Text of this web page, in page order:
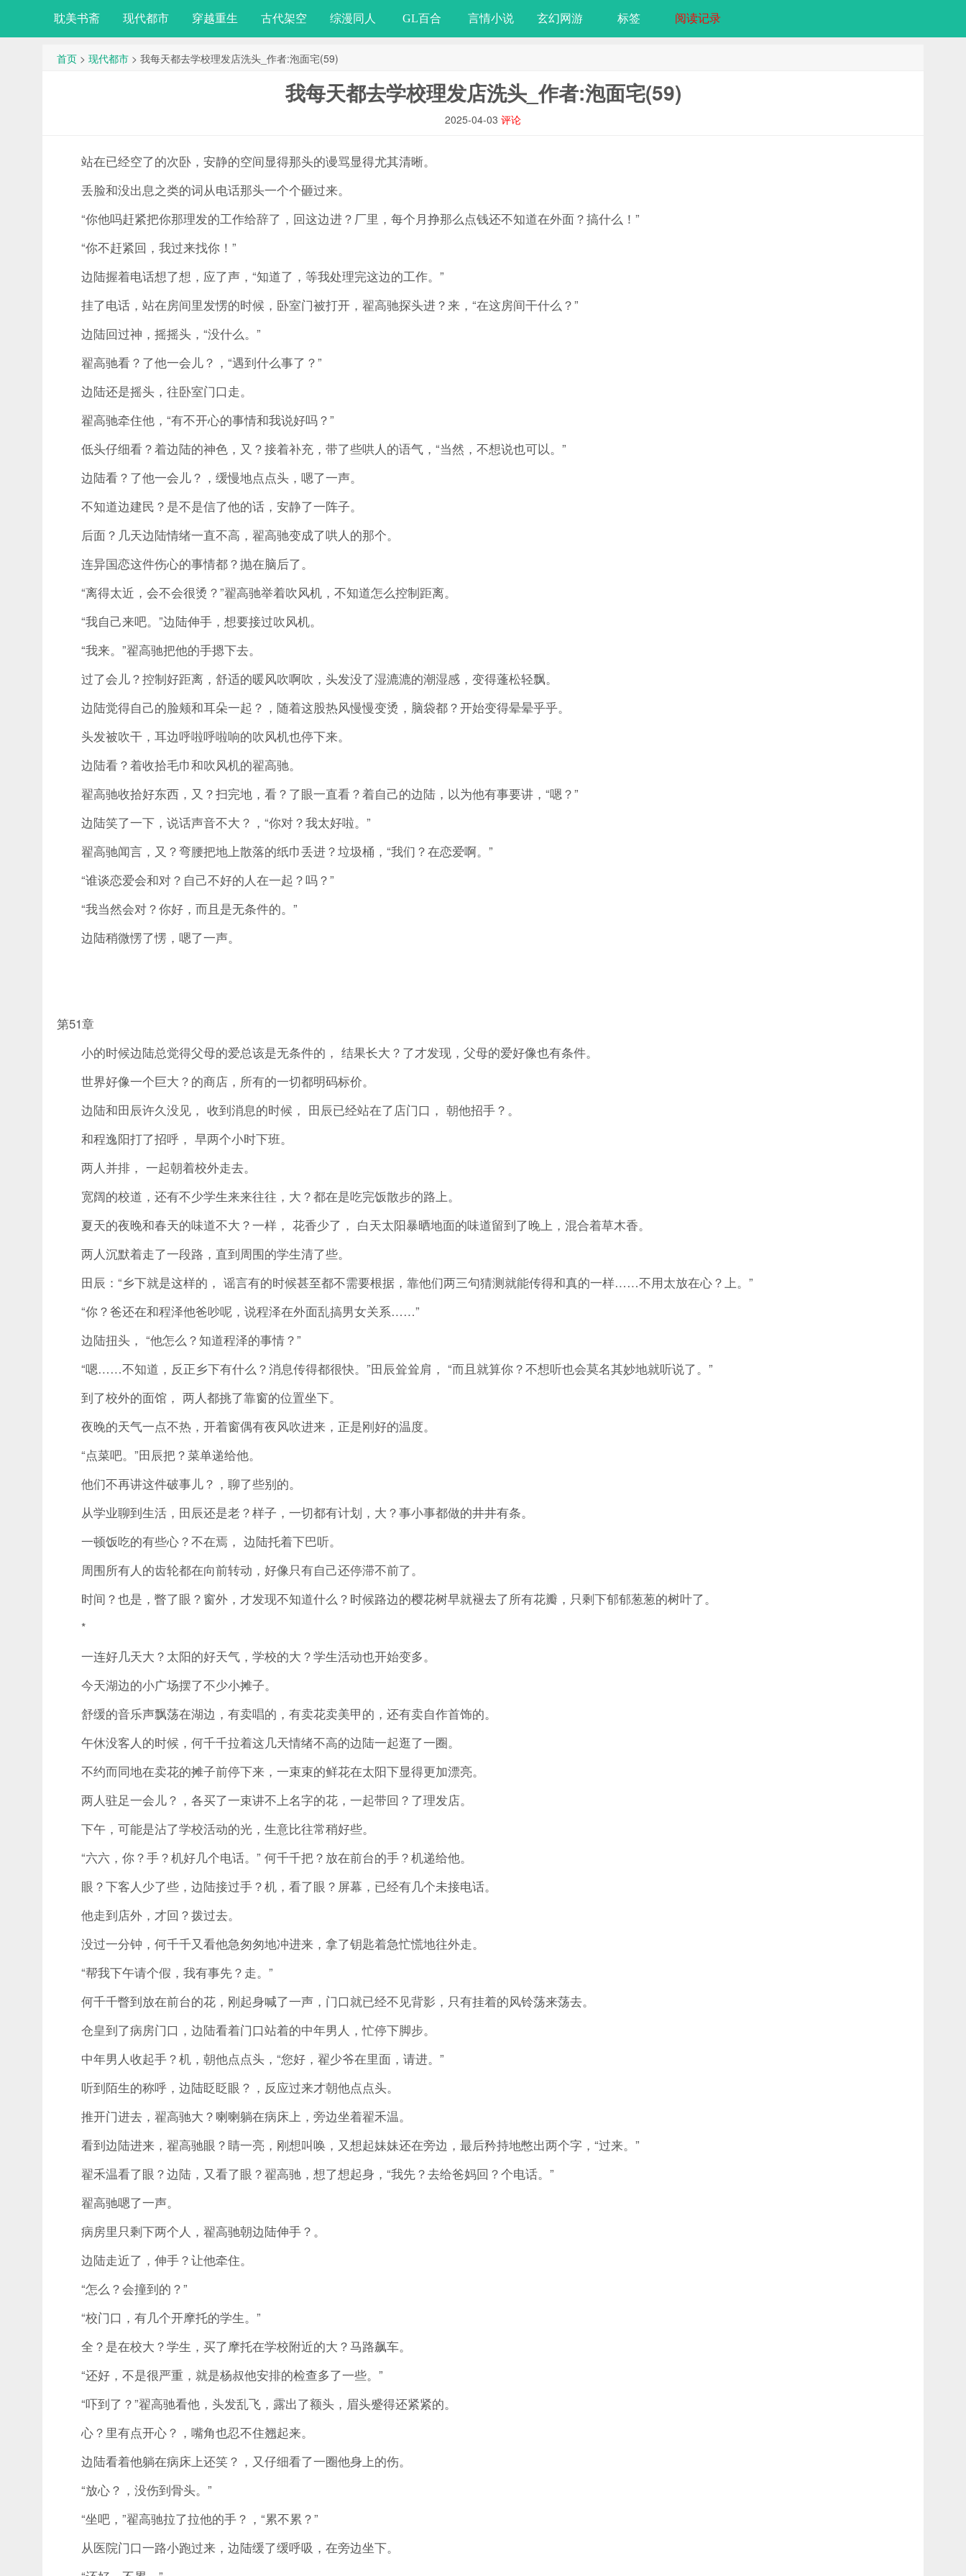
耽美书斋 现代都市 穿越重生 古代架空 综漫同人 GL百合 言情小说 玄幻网游 标签 阅读记录
首页 > 现代都市 > 我每天都去学校理发店洗头_作者:泡面宅(59)
我每天都去学校理发店洗头_作者:泡面宅(59)
2025-04-03 评论
站在已经空了的次卧，安静的空间显得那头的谩骂显得尤其清晰。
丢脸和没出息之类的词从电话那头一个个砸过来。
“你他吗赶紧把你那理发的工作给辞了，回这边进？厂里，每个月挣那么点钱还不知道在外面？搞什么！”
“你不赶紧回，我过来找你！”
边陆握着电话想了想，应了声，“知道了，等我处理完这边的工作。”
挂了电话，站在房间里发愣的时候，卧室门被打开，翟高驰探头进？来，“在这房间干什么？”
边陆回过神，摇摇头，“没什么。”
翟高驰看？了他一会儿？，“遇到什么事了？”
边陆还是摇头，往卧室门口走。
翟高驰牵住他，“有不开心的事情和我说好吗？”
低头仔细看？着边陆的神色，又？接着补充，带了些哄人的语气，“当然，不想说也可以。”
边陆看？了他一会儿？，缓慢地点点头，嗯了一声。
不知道边建民？是不是信了他的话，安静了一阵子。
后面？几天边陆情绪一直不高，翟高驰变成了哄人的那个。
连异国恋这件伤心的事情都？抛在脑后了。
“离得太近，会不会很烫？”翟高驰举着吹风机，不知道怎么控制距离。
“我自己来吧。”边陆伸手，想要接过吹风机。
“我来。”翟高驰把他的手摁下去。
过了会儿？控制好距离，舒适的暖风吹啊吹，头发没了湿漉漉的潮湿感，变得蓬松轻飘。
边陆觉得自己的脸颊和耳朵一起？，随着这股热风慢慢变烫，脑袋都？开始变得晕晕乎乎。
头发被吹干，耳边呼啦呼啦响的吹风机也停下来。
边陆看？着收拾毛巾和吹风机的翟高驰。
翟高驰收拾好东西，又？扫完地，看？了眼一直看？着自己的边陆，以为他有事要讲，“嗯？”
边陆笑了一下，说话声音不大？，“你对？我太好啦。”
翟高驰闻言，又？弯腰把地上散落的纸巾丢进？垃圾桶，“我们？在恋爱啊。”
“谁谈恋爱会和对？自己不好的人在一起？吗？”
“我当然会对？你好，而且是无条件的。”
边陆稍微愣了愣，嗯了一声。
第51章
小的时候边陆总觉得父母的爱总该是无条件的， 结果长大？了才发现，父母的爱好像也有条件。
世界好像一个巨大？的商店，所有的一切都明码标价。
边陆和田辰许久没见， 收到消息的时候， 田辰已经站在了店门口， 朝他招手？。
和程逸阳打了招呼， 早两个小时下班。
两人并排， 一起朝着校外走去。
宽阔的校道，还有不少学生来来往往，大？都在是吃完饭散步的路上。
夏天的夜晚和春天的味道不大？一样， 花香少了， 白天太阳暴晒地面的味道留到了晚上，混合着草木香。
两人沉默着走了一段路，直到周围的学生清了些。
田辰：“乡下就是这样的， 谣言有的时候甚至都不需要根据，靠他们两三句猜测就能传得和真的一样……不用太放在心？上。”
“你？爸还在和程泽他爸吵呢，说程泽在外面乱搞男女关系……”
边陆扭头， “他怎么？知道程泽的事情？”
“嗯……不知道，反正乡下有什么？消息传得都很快。”田辰耸耸肩， “而且就算你？不想听也会莫名其妙地就听说了。”
到了校外的面馆， 两人都挑了靠窗的位置坐下。
夜晚的天气一点不热，开着窗偶有夜风吹进来，正是刚好的温度。
“点菜吧。”田辰把？菜单递给他。
他们不再讲这件破事儿？，聊了些别的。
从学业聊到生活，田辰还是老？样子，一切都有计划，大？事小事都做的井井有条。
一顿饭吃的有些心？不在焉， 边陆托着下巴听。
周围所有人的齿轮都在向前转动，好像只有自己还停滞不前了。
时间？也是，瞥了眼？窗外，才发现不知道什么？时候路边的樱花树早就褪去了所有花瓣，只剩下郁郁葱葱的树叶了。
*
一连好几天大？太阳的好天气，学校的大？学生活动也开始变多。
今天湖边的小广场摆了不少小摊子。
舒缓的音乐声飘荡在湖边，有卖唱的，有卖花卖美甲的，还有卖自作首饰的。
午休没客人的时候，何千千拉着这几天情绪不高的边陆一起逛了一圈。
不约而同地在卖花的摊子前停下来，一束束的鲜花在太阳下显得更加漂亮。
两人驻足一会儿？，各买了一束讲不上名字的花，一起带回？了理发店。
下午，可能是沾了学校活动的光，生意比往常稍好些。
“六六，你？手？机好几个电话。” 何千千把？放在前台的手？机递给他。
眼？下客人少了些，边陆接过手？机，看了眼？屏幕，已经有几个未接电话。
他走到店外，才回？拨过去。
没过一分钟，何千千又看他急匆匆地冲进来，拿了钥匙着急忙慌地往外走。
“帮我下午请个假，我有事先？走。”
何千千瞥到放在前台的花，刚起身喊了一声，门口就已经不见背影，只有挂着的风铃荡来荡去。
仓皇到了病房门口，边陆看着门口站着的中年男人，忙停下脚步。
中年男人收起手？机，朝他点点头，“您好，翟少爷在里面，请进。”
听到陌生的称呼，边陆眨眨眼？，反应过来才朝他点点头。
推开门进去，翟高驰大？喇喇躺在病床上，旁边坐着翟禾温。
看到边陆进来，翟高驰眼？睛一亮，刚想叫唤，又想起妹妹还在旁边，最后矜持地憋出两个字，“过来。”
翟禾温看了眼？边陆，又看了眼？翟高驰，想了想起身，“我先？去给爸妈回？个电话。”
翟高驰嗯了一声。
病房里只剩下两个人，翟高驰朝边陆伸手？。
边陆走近了，伸手？让他牵住。
“怎么？会撞到的？”
“校门口，有几个开摩托的学生。”
全？是在校大？学生，买了摩托在学校附近的大？马路飙车。
“还好，不是很严重，就是杨叔他安排的检查多了一些。”
“吓到了？”翟高驰看他，头发乱飞，露出了额头，眉头蹙得还紧紧的。
心？里有点开心？，嘴角也忍不住翘起来。
边陆看着他躺在病床上还笑？，又仔细看了一圈他身上的伤。
“放心？，没伤到骨头。”
“坐吧，”翟高驰拉了拉他的手？，“累不累？”
从医院门口一路小跑过来，边陆缓了缓呼吸，在旁边坐下。